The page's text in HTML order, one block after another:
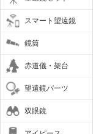
スマート望遠鏡
鏡筒
赤道儀・架台
望遠鏡パーツ
双眼鏡